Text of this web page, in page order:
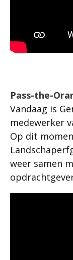
Pass-the-
Vandaag is
medewerker
Op dit
weer samen